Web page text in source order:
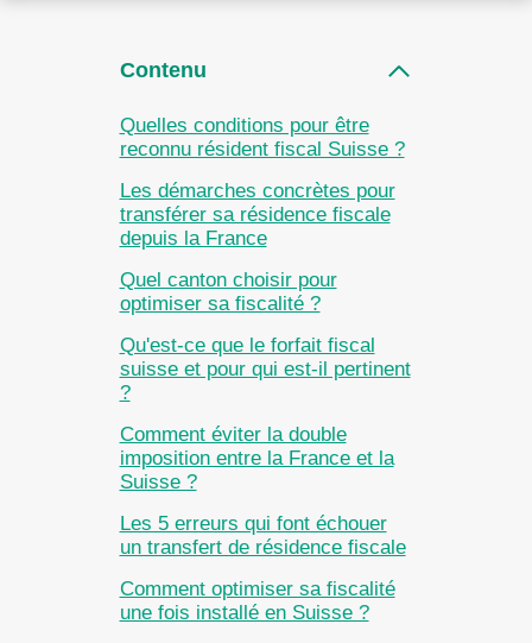
Contenu
Quelles conditions pour être
reconnu résident fiscal Suisse ?
Les démarches concrètes pour
transférer sa résidence fiscale
depuis la France
Quel canton choisir pour
optimiser sa fiscalité ?
Qu'est-ce que le forfait fiscal
suisse et pour qui est-il pertinent
?
Comment éviter la double
imposition entre la France et la
Suisse ?
Les 5 erreurs qui font échouer
un transfert de résidence fiscale
Comment optimiser sa fiscalité
une fois installé en Suisse ?